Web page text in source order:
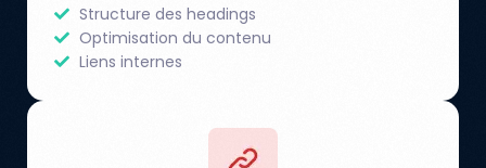
Structure des headings
Optimisation du contenu
Liens internes